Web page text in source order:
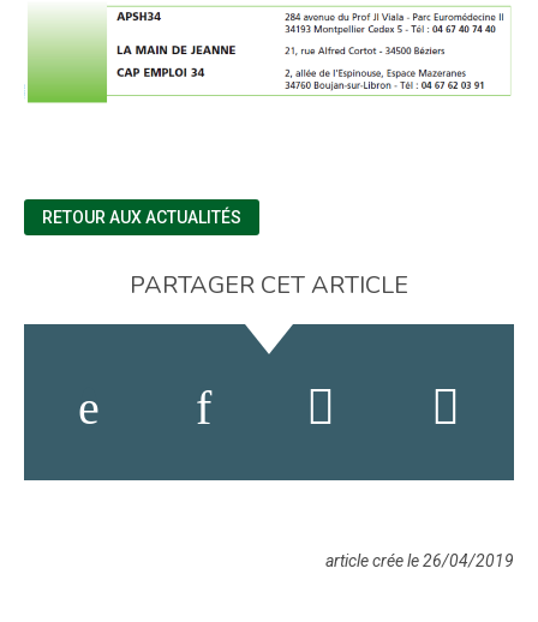
RETOUR AUX ACTUALITÉS
PARTAGER CET ARTICLE
article crée le 26/04/2019